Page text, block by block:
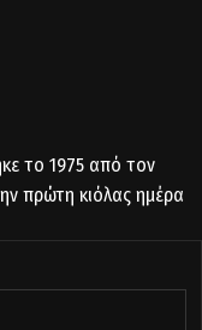
το 1975 από τον
πρώτη κιόλας ημέρα